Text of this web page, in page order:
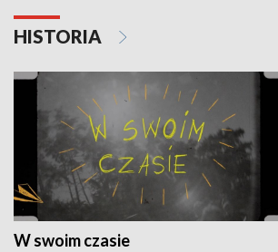
HISTORIA
W swoim czasie